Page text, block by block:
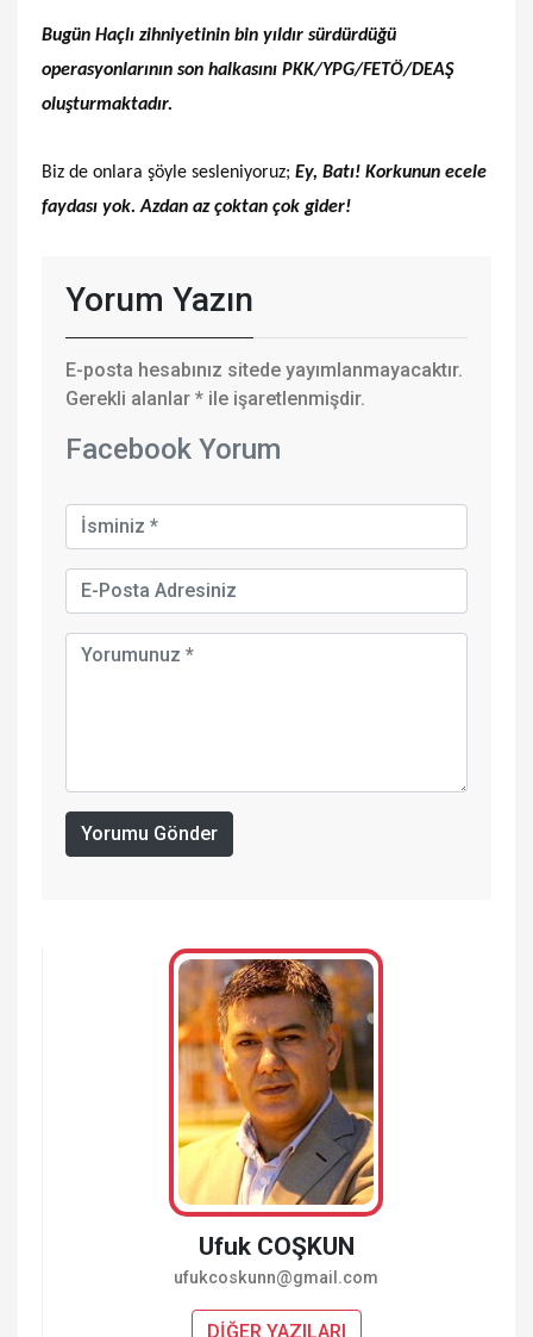
Bugün Haçlı zihniyetinin bin yıldır sürdürdüğü
operasyonlarının son halkasını PKK/YPG/FETÖ/DEAŞ
oluşturmaktadır.
Biz de onlara şöyle sesleniyoruz; Ey, Batı! Korkunun ecele
faydası yok. Azdan az çoktan çok gider!
Yorum Yazın
E-posta hesabınız sitede yayımlanmayacaktır.
Gerekli alanlar * ile işaretlenmişdir.
Facebook Yorum
Yorumu Gönder
Ufuk COŞKUN
ufukcoskunn@gmail.com
DİĞER YAZILARI